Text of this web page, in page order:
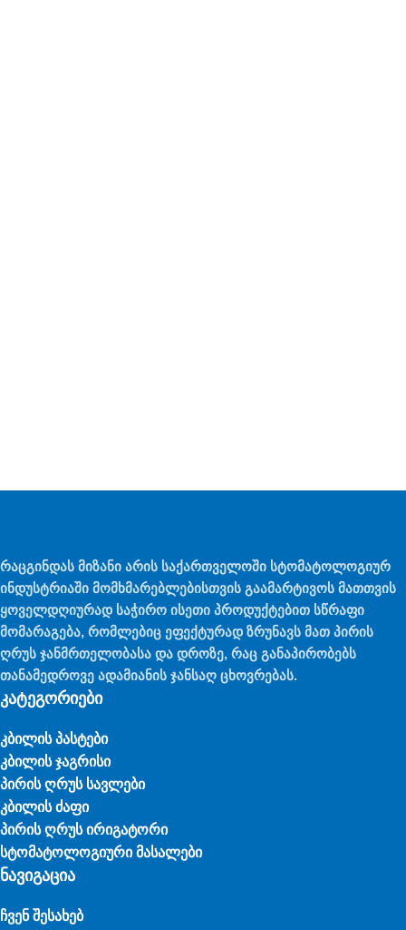
რაცგინდას მიზანი არის საქართველოში სტომატოლოგიურ
ინდუსტრიაში მომხმარებლებისთვის გაამარტივოს მათთვის
ყოველდღიურად საჭირო ისეთი პროდუქტებით სწრაფი
მომარაგება, რომლებიც ეფექტურად ზრუნავს მათ პირის
ღრუს ჯანმრთელობასა და დროზე, რაც განაპირობებს
თანამედროვე ადამიანის ჯანსაღ ცხოვრებას.
კატეგორიები
კბილის პასტები
კბილის ჯაგრისი
პირის ღრუს სავლები
კბილის ძაფი
პირის ღრუს ირიგატორი
სტომატოლოგიური მასალები
ნავიგაცია
ჩვენ შესახებ